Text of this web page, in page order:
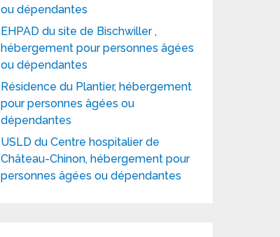
ou dépendantes
EHPAD du site de Bischwiller ,
hébergement pour personnes âgées
ou dépendantes
Résidence du Plantier, hébergement
pour personnes âgées ou
dépendantes
USLD du Centre hospitalier de
Château-Chinon, hébergement pour
personnes âgées ou dépendantes